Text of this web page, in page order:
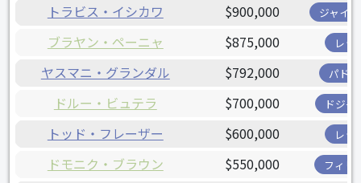
トラビス・イシカワ $900,000 ジャイ
ブラヤン・ペーニャ $875,000 レッ
ヤスマニ・グランダル $792,000 パド
ドルー・ビュテラ $700,000 ドジャ
トッド・フレーザー $600,000 レッ
ドモニク・ブラウン $550,000 フィリ